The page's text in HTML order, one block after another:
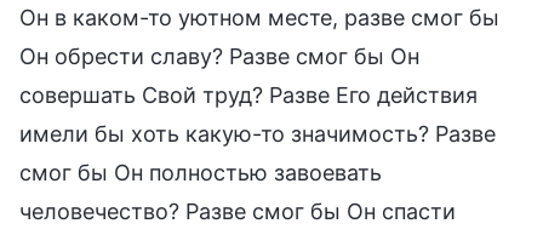
Он в каком-то уютном месте, разве смог бы
Он обрести славу? Разве смог бы Он
совершать Свой труд? Разве Его действия
имели бы хоть какую-то значимость? Разве
смог бы Он полностью завоевать
человечество? Разве смог бы Он спасти